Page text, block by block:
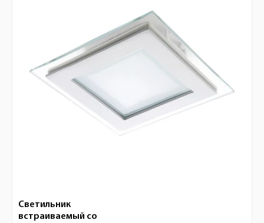
Светильник
встраиваемый со